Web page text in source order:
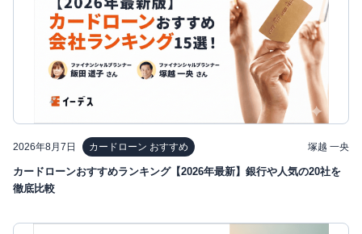
2026年8月7日 カードローン おすすめ 塚越 一央
カードローンおすすめランキング【2026年最新】銀行や人気の20社を
徹底比較